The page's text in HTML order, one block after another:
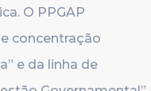
O PPGAP
concentração
e da linha de